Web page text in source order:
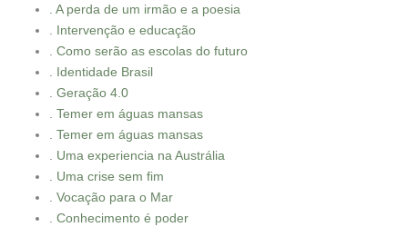
. A perda de um irmão e a poesia
. Intervenção e educação
. Como serão as escolas do futuro
. Identidade Brasil
. Geração 4.0
. Temer em águas mansas
. Temer em águas mansas
. Uma experiencia na Austrália
. Uma crise sem fim
. Vocação para o Mar
. Conhecimento é poder